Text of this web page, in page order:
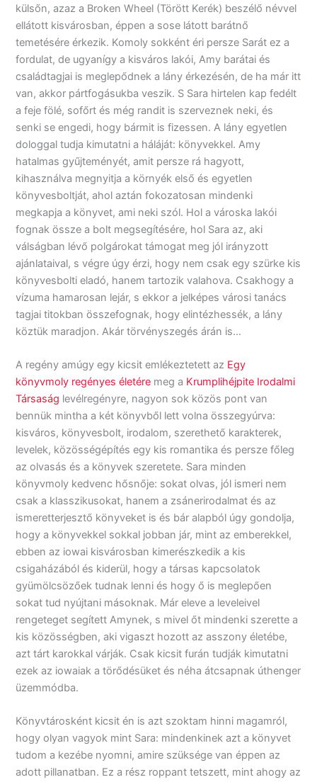
külsőn, azaz a Broken Wheel (Törött Kerék) beszélő névvel
ellátott kisvárosban, éppen a sose látott barátnő
temetésére érkezik. Komoly sokként éri persze Sarát ez a
fordulat, de ugyanígy a kisváros lakói, Amy barátai és
családtagjai is meglepődnek a lány érkezésén, de ha már itt
van, akkor pártfogásukba veszik. S Sara hirtelen kap fedélt
a feje fölé, sofőrt és még randit is szerveznek neki, és
senki se engedi, hogy bármit is fizessen. A lány egyetlen
dologgal tudja kimutatni a háláját: könyvekkel. Amy
hatalmas gyűjteményét, amit persze rá hagyott,
kihasználva megnyitja a környék első és egyetlen
könyvesboltját, ahol aztán fokozatosan mindenki
megkapja a könyvet, ami neki szól. Hol a városka lakói
fognak össze a bolt megsegítésére, hol Sara az, aki
válságban lévő polgárokat támogat meg jól irányzott
ajánlataival, s végre úgy érzi, hogy nem csak egy szürke kis
könyvesbolti eladó, hanem tartozik valahova. Csakhogy a
vízuma hamarosan lejár, s ekkor a jelképes városi tanács
tagjai titokban összefognak, hogy elintézhessék, a lány
köztük maradjon. Akár törvényszegés árán is…
A regény amúgy egy kicsit emlékeztetett az Egy
könyvmoly regényes életére meg a Krumplihéjpite Irodalmi
Társaság levélregényre, nagyon sok közös pont van
bennük mintha a két könyvből lett volna összegyúrva:
kisváros, könyvesbolt, irodalom, szerethető karakterek,
levelek, közösségépítés egy kis romantika és persze főleg
az olvasás és a könyvek szeretete. Sara minden
könyvmoly kedvenc hősnője: sokat olvas, jól ismeri nem
csak a klasszikusokat, hanem a zsánerirodalmat és az
ismeretterjesztő könyveket is és bár alapból úgy gondolja,
hogy a könyvekkel sokkal jobban jár, mint az emberekkel,
ebben az iowai kisvárosban kimerészkedik a kis
csigaházából és kiderül, hogy a társas kapcsolatok
gyümölcsözőek tudnak lenni és hogy ő is meglepően
sokat tud nyújtani másoknak. Már eleve a leveleivel
rengeteget segített Amynek, s mivel őt mindenki szerette a
kis közösségben, aki vigaszt hozott az asszony életébe,
azt tárt karokkal várják. Csak kicsit furán tudják kimutatni
ezek az iowaiak a törődésüket és néha átcsapnak úthenger
üzemmódba.
Könyvtárosként kicsit én is azt szoktam hinni magamról,
hogy olyan vagyok mint Sara: mindenkinek azt a könyvet
tudom a kezébe nyomni, amire szüksége van éppen az
adott pillanatban. Ez a rész roppant tetszett, mint ahogy az